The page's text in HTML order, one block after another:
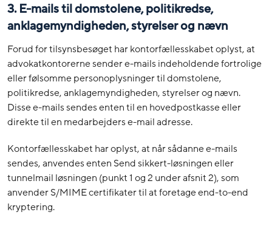
3.E-mails til domstolene, politikredse,
anklagemyndigheden, styrelser og nævn
Forud for tilsynsbesøget har kontorfællesskabet oplyst, at
advokatkontorerne sender e-mails indeholdende fortrolige
eller følsomme personoplysninger til domstolene,
politikredse, anklagemyndigheden, styrelser og nævn.
Disse e-mails sendes enten til en hovedpostkasse eller
direkte til en medarbejders e-mail adresse.
Kontorfællesskabet har oplyst, at når sådanne e-mails
sendes, anvendes enten Send sikkert-løsningen eller
tunnelmail løsningen (punkt 1 og 2 under afsnit 2), som
anvender S/MIME certifikater til at foretage end-to-end
kryptering.